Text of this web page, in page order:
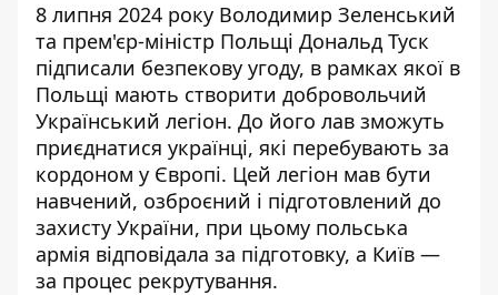
8 липня 2024 року Володимир Зеленський
та прем'єр-міністр Польщі Дональд Туск
підписали безпекову угоду, в рамках якої в
Польщі мають створити добровольчий
Український легіон. До його лав зможуть
приєднатися українці, які перебувають за
кордоном у Європі. Цей легіон мав бути
навчений, озброєний і підготовлений до
захисту України, при цьому польська
армія відповідала за підготовку, а Київ —
за процес рекрутування.